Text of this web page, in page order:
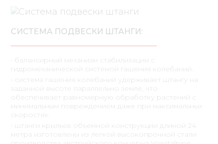
СИСТЕМА ПОДВЕСКИ ШТАНГИ:
• балансирный механизм стабилизации с
гидромеханической системой гашения колебаний.
• система гашения колебаний удерживает штангу на
заданной высоте параллельно земле, что
обеспечивает равномерную обработку растений с
минимальным повреждением даже при максимальных
скоростях.
• штанги крыльев объемной конструкции длиной 24
метра изготовлены из легкой высокопрочной стали